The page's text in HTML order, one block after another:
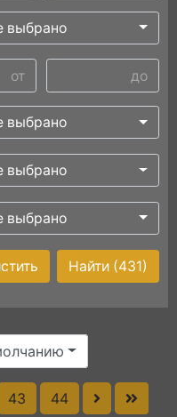
выбрано
выбрано
выбрано
выбрано
Найти (431)
43 44